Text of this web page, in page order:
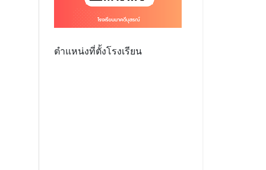
ตำแหน่งที่ตั้งโรงเรียน